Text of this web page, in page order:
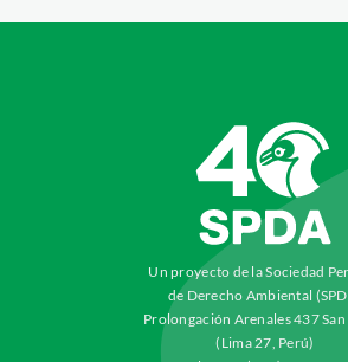
Un proyecto de la Sociedad
de Derecho Ambiental
Prolongación Arenales 437
(Lima 27, Perú)